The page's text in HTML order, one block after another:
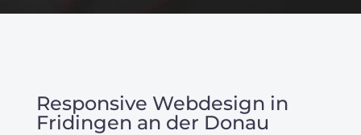
Responsive Webdesign in
Fridingen an der Donau